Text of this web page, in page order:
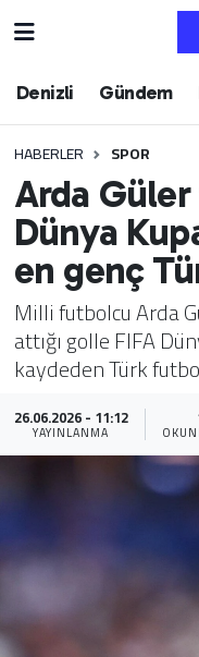
Denizli Gündem
HABERLER SPOR
Arda
Dünya
en genç
Milli futbolcu Arda
attığı golle FIFA
kaydeden Türk
26.06.2026 - 11:12
YAYINLANMA
Denizli
Ekonomi
Dünya
Spor
Magazin
Teknoloji
Yaşam
Yazarlar
Resmi İlan
Hava Durumu
Puan Durumu
Tüm Manşetler
Son Dakika
Haber Arşivi